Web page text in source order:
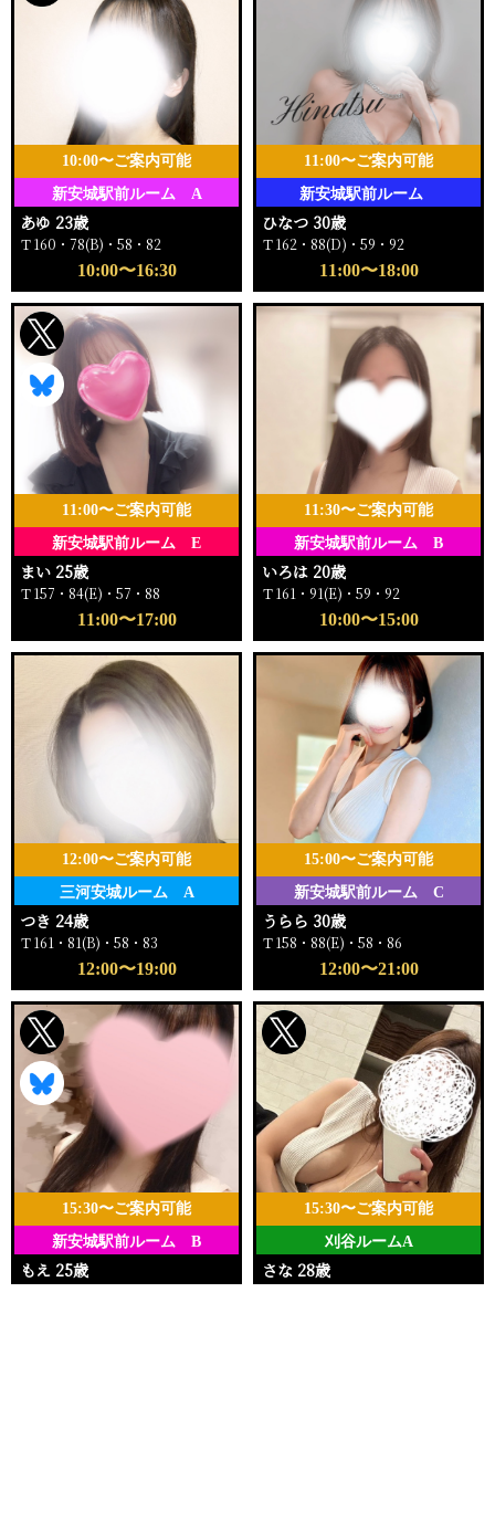
新安城駅前ルーム A
10:00〜ご案内可能
あゆ 23歳
Ｔ160・78(B)・58・82
10:00〜16:30
新安城駅前ルーム
11:00〜ご案内可能
ひなつ 30歳
Ｔ162・88(D)・59・92
11:00〜18:00
新安城駅前ルーム E
11:00〜ご案内可能
まい 25歳
Ｔ157・84(E)・57・88
11:00〜17:00
新安城駅前ルーム B
11:30〜ご案内可能
いろは 20歳
Ｔ161・91(E)・59・92
10:00〜15:00
三河安城ルーム A
12:00〜ご案内可能
つき 24歳
Ｔ161・81(B)・58・83
12:00〜19:00
新安城駅前ルーム C
15:00〜ご案内可能
うらら 30歳
Ｔ158・88(E)・58・86
12:00〜21:00
新安城駅前ルーム B
15:30〜ご案内可能
もえ 25歳
刈谷ルームA
15:30〜ご案内可能
さな 28歳